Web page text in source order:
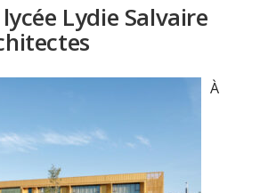
Lydie Salvaire
À